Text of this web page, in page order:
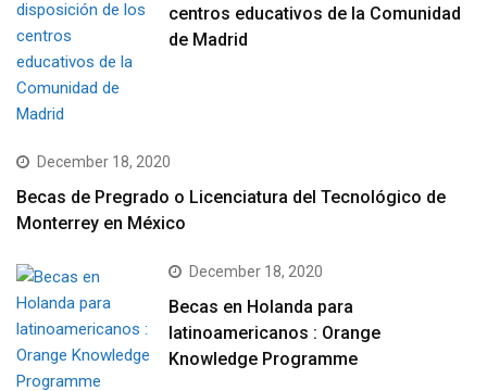
centros educativos de la Comunidad
de Madrid
December 18, 2020
Becas de Pregrado o Licenciatura del Tecnológico de
Monterrey en México
December 18, 2020
Becas en Holanda para
latinoamericanos : Orange
Knowledge Programme